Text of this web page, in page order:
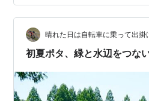
神社かな。 〇氷川神社は、埼
社。埼玉県さいたま市大宮区の
め、川越氷川神社と称されるこ
内に氷川神社は当社を含めて
晴れた日は自転車に乗って出掛
初夏ポタ、緑と水辺をつな